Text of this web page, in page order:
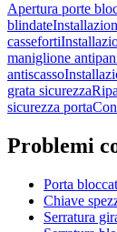
Apertura porte
blindate
casseforti
maniglione
antiscasso
grata sicurezza
sicurezza porta
Problemi
Porta
Chiave
Serratura